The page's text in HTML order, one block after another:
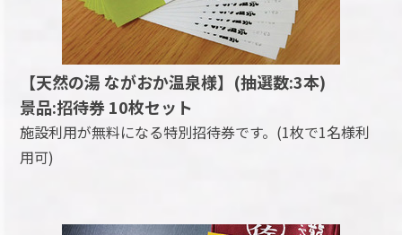
【天然の湯 ながおか温泉様】(抽選数:3本)
景品:招待券 10枚セット
施設利用が無料になる特別招待券です。(1枚で1名様利
用可)